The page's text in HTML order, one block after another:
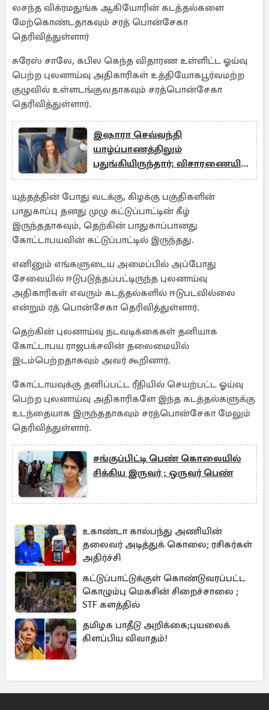
லசந்த விக்ரமதுங்க ஆகியோரின் கடத்தல்களை
மேற்கொண்டதாகவும் சரத் பொன்சேகா
தெரிவித்துள்ளார்
சுரேஸ் சாலே, கபில கெந்த விதாரண உள்ளிட்ட ஓய்வு
பெற்ற புலனாய்வு அதிகாரிகள் உத்தியோகபூர்வமற்ற
குழுவில் உள்ளடங்குவதாகவும் சரத்பொன்சேகா
தெரிவித்துள்ளார்.
இஷாரா செவ்வந்தி
யாழ்ப்பாணத்திலும்
பதுங்கியிருந்தார்; விசாரணையில்
தகவல்!
யுத்தத்தின் போது வடக்கு, கிழக்கு பகுதிகளின்
பாதுகாப்பு தனது முழு கட்டுப்பாட்டின் கீழ்
இருந்ததாகவும், தெற்கின் பாதுகாப்பானது
கோட்டாபயவின் கட்டுப்பாட்டில் இருந்தது.
எனினும் எங்களுடைய அமைப்பில் அப்போது
சேவையில் ஈடுபடுத்தப்பட்டிருந்த புலனாய்வு
அதிகாரிகள் எவரும் கடத்தல்களில் ஈடுபடவில்லை
என்றும் ரத் பொன்சேகா தெரிவித்துள்ளார்.
தெற்கின் புலனாய்வு நடவடிக்கைகள் தனியாக
கோட்டாபய ராஜபக்சவின் தலைமையில்
இடம்பெற்றதாகவும் அவர் கூறினார்.
கோட்டாயவுக்கு தனிப்பட்ட ரீதியில் செயற்பட்ட ஓய்வு
பெற்ற புலனாய்வு அதிகாரிகளே இந்த கடத்தல்களுக்கு
உடந்தையாக இருந்ததாகவும் சரத்பொன்சேகா மேலும்
தெரிவித்துள்ளார்.
சங்குப்பிட்டி பெண் கொலையில்
சிக்கிய இருவர் ; ஒருவர் பெண்
உகாண்டா கால்பந்து அணியின்
தலைவர் அடித்துக் கொலை; ரசிகர்கள்
அதிர்ச்சி
கட்டுப்பாட்டுக்குள் கொண்டுவரப்பட்ட
கொழும்பு மெகசின் சிறைச்சாலை ;
STF களத்தில்
தமிழக பாதீடு அறிக்கை;புயலைக்
கிளப்பிய விவாதம்!